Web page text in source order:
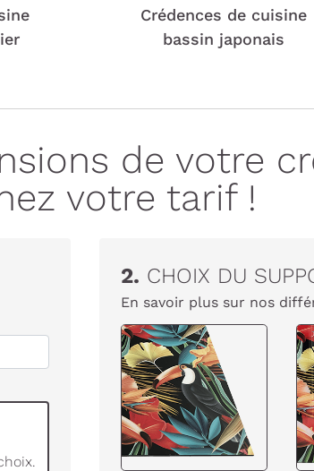
Crédences de cuisine
bassin japonais
de votre
votre tarif !
2. CHOIX DU
En savoir plus sur nos